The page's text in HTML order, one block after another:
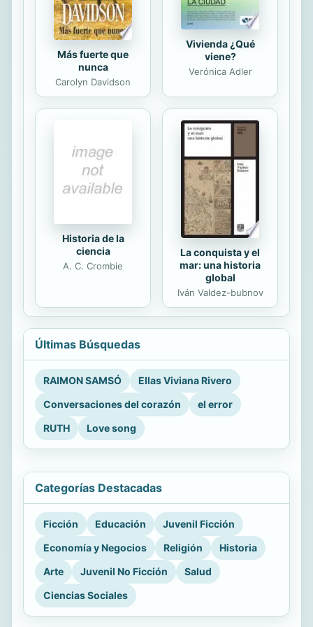
Más fuerte que
nunca
Carolyn Davidson
Vivienda ¿Qué
viene?
Verónica Adler
Historia de la
ciencia
A. C. Crombie
La conquista y el
mar: una historia
global
Iván Valdez-bubnov
Últimas Búsquedas
RAIMON SAMSÓ
Ellas Viviana Rivero
Conversaciones del corazón
el error
RUTH
Love song
Categorías Destacadas
Ficción Educación
Juvenil Ficción
Economía y Negocios
Religión
Historia
Arte
Juvenil No Ficción
Salud
Ciencias Sociales